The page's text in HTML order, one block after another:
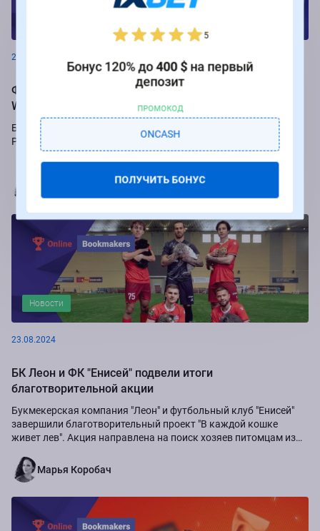
26.08.2024
Фрибеты до 250 000 рублей за ставки на РПЛ от БК
Winline
Букмекер Winline подарит бесплатные ставки за пари на игры
Российской Премьер-лиги.
Новости
23.08.2024
БК Леон и ФК "Енисей" подвели итоги
благотворительной акции
Букмекерская компания "Леон" и футбольный клуб "Енисей"
завершили благотворительный проект "В каждой кошке
живет лев". Акция направлена на поиск хозяев питомцам из
Марья Коробач
5
Бонус 120% до400 $на первый
депозит
ПРОМОКОД
ONCASH
ПОЛУЧИТЬ БОНУС